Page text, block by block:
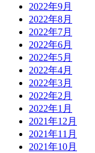
2022年9月
2022年8月
2022年7月
2022年6月
2022年5月
2022年4月
2022年3月
2022年2月
2022年1月
2021年12月
2021年11月
2021年10月